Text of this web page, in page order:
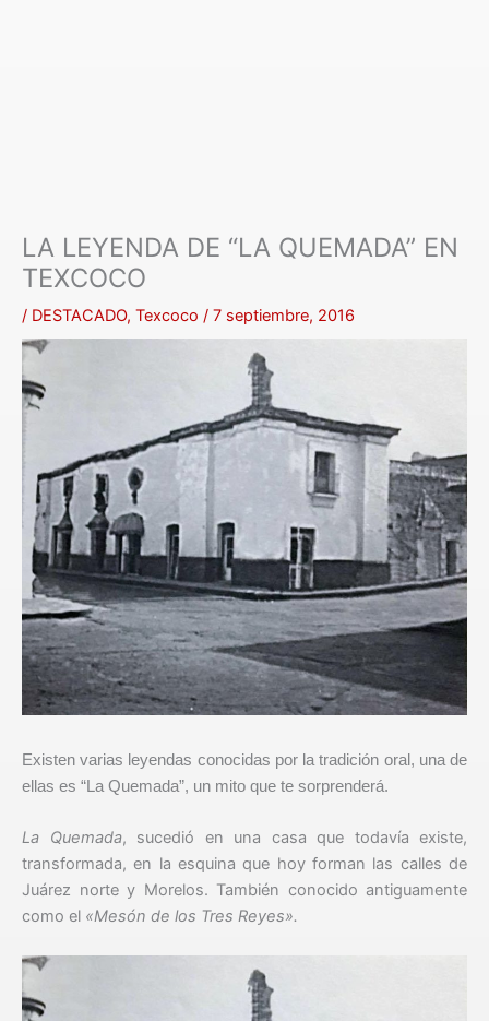
LA LEYENDA DE “LA QUEMADA” EN
TEXCOCO
/ DESTACADO, Texcoco / 7 septiembre, 2016
Existen varias leyendas conocidas por la tradición oral, una de
ellas es “La Quemada”, un mito que te sorprenderá.
La Quemada, sucedió en una casa que todavía existe,
transformada, en la esquina que hoy forman las calles de
Juárez norte y Morelos. También conocido antiguamente
como el «Mesón de los Tres Reyes».